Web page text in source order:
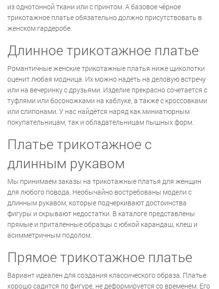
из однотонной ткани или с принтом. А базовое чёрное
трикотажное платье обязательно должно присутствовать в
женском гардеробе.
Длинное трикотажное платье
Романтичные женские трикотажные платья ниже щиколотки
оценит любая модница. Их можно надеть на деловую встречу
или на вечеринку с друзьями. Изделие прекрасно сочетается с
туфлями или босоножками на каблуке, а также с кроссовками
или слипонами. У нас найдётся наряд как миниатюрным
покупательницам, так и обладательницам пышных форм.
Платье трикотажное с
длинным рукавом
Мы принимаем заказы на трикотажные платья для женщин
для любого повода. Необычайно востребованы модели с
длинным рукавом, которые подчеркивают достоинства
фигуры и скрывают недостатки. В каталоге представлены
прямые и приталенные образцы с юбкой карандаш, клеш и
асимметричным подолом.
Прямое трикотажное платье
Вариант идеален для создания классического образа. Платье
хорошо садится по фигуре, не деформируется со временем. Его